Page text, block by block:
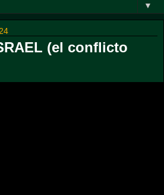
▼
(el conflicto